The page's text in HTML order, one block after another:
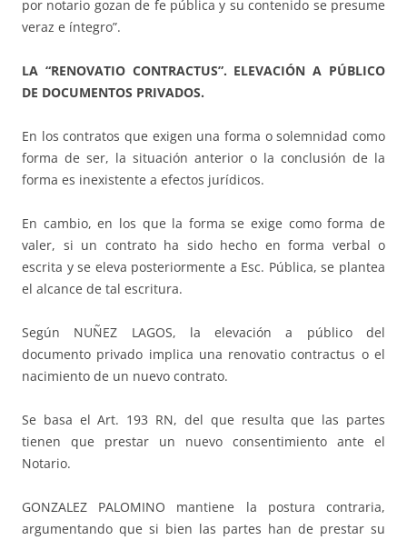
por notario gozan de fe pública y su contenido se presume
veraz e íntegro”.
LA “RENOVATIO CONTRACTUS”. ELEVACIÓN A PÚBLICO
DE DOCUMENTOS PRIVADOS.
En los contratos que exigen una forma o solemnidad como
forma de ser, la situación anterior o la conclusión de la
forma es inexistente a efectos jurídicos.
En cambio, en los que la forma se exige como forma de
valer, si un contrato ha sido hecho en forma verbal o
escrita y se eleva posteriormente a Esc. Pública, se plantea
el alcance de tal escritura.
Según NUÑEZ LAGOS, la elevación a público del
documento privado implica una renovatio contractus o el
nacimiento de un nuevo contrato.
Se basa el Art. 193 RN, del que resulta que las partes
tienen que prestar un nuevo consentimiento ante el
Notario.
GONZALEZ PALOMINO mantiene la postura contraria,
argumentando que si bien las partes han de prestar su